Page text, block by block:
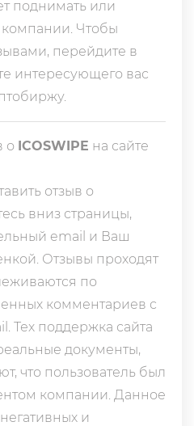
поднимать или
Чтобы
перейдите в
интересующего вас
о ICOSWIPE на сайте
отзыв о
вниз страницы,
email и Ваш
Отзывы проходят
по
комментариев с
Тех поддержка сайта
документы,
что пользователь был
компании. Данное
и